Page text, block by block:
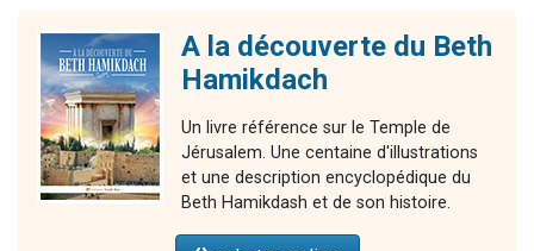
A la découverte du Beth
Hamikdach
Un livre référence sur le Temple de
Jérusalem. Une centaine d'illustrations
et une description encyclopédique du
Beth Hamikdash et de son histoire.